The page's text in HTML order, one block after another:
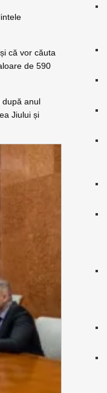
că vor căuta
de 590
după anul
Jiului și